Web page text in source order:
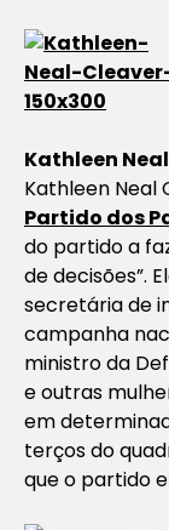
Kathleen
Kathleen Neal
Partido dos
do partido a
de decisões”.
secretária de
campanha
ministro da
e outras
em
terços do
que o partido